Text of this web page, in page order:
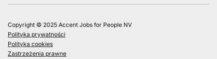
Copyright © 2025 Accent Jobs for People NV
Polityka prywatności
Polityka cookies
Zastrzeżenia prawne